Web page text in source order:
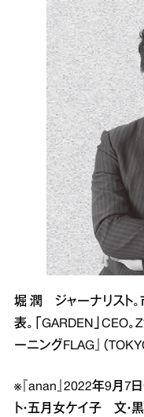
堀 潤 ジャーナリスト。
表。「GARDEN」CEO
ーニングFLAG』（
※『anan』2022年9月7
ト・五月女ケイ子 文・